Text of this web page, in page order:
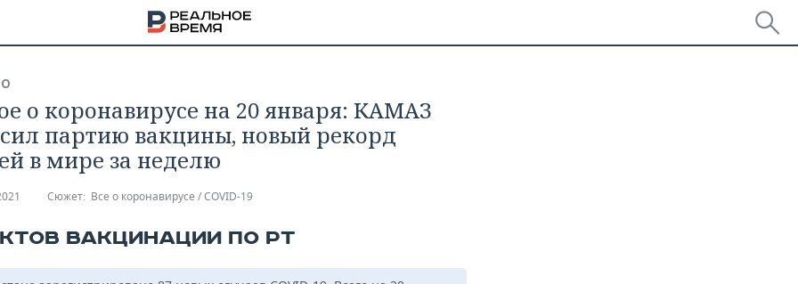
о коронавирусе на 20 января: КАМАЗ
партию вакцины, новый рекорд
в мире за неделю
Сюжет: Все о коронавирусе / COVID-19
ВАКЦИНАЦИИ ПО РТ